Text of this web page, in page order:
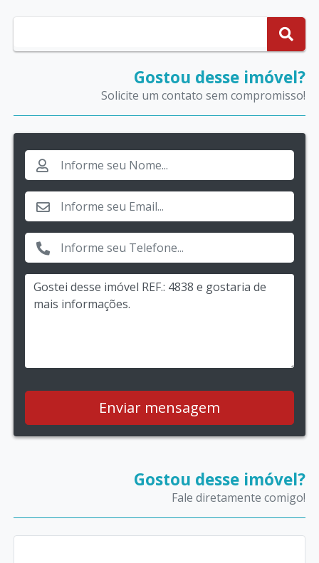
Gostou desse imóvel?
Solicite um contato sem compromisso!
Enviar mensagem
Gostou desse imóvel?
Fale diretamente comigo!